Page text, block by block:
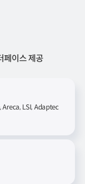
페이스 제공
Areca, LSI, Adaptec